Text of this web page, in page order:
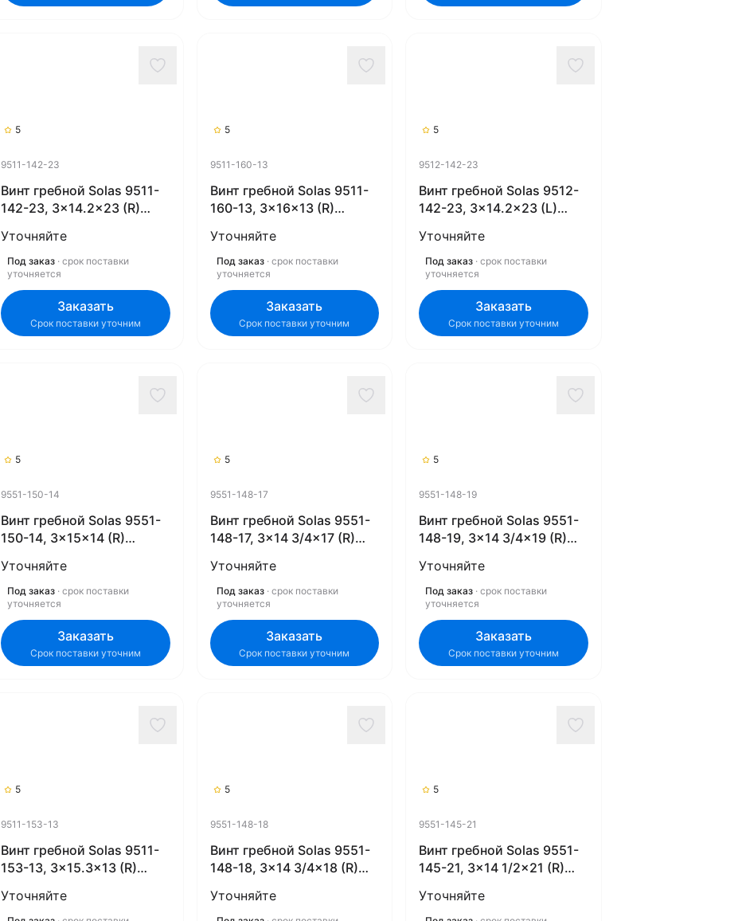
5
9511-142-23
Винт гребной Solas 9511-
142-23, 3x14.2x23 (R)
Уточняйте
Под заказ · срок поставки
уточняется
Заказать
Срок поставки уточним
5
9511-160-13
Винт гребной Solas 9511-
160-13, 3x16x13 (R)
Уточняйте
Под заказ· срок поставки
уточняется
Заказать
Срок поставки уточним
5
9512-142-23
Винт гребной Solas 9512-
142-23, 3x14.2x23 (L)
Уточняйте
Под заказ · срок поставки
уточняется
Заказать
Срок поставки уточним
5
9551-150-14
Винт гребной Solas 9551-
150-14, 3x15x14 (R)
Уточняйте
Под заказ · срок поставки
уточняется
Заказать
Срок поставки уточним
5
9551-148-17
Винт гребной Solas 9551-
148-17, 3x14 3/4x17 (R)
Уточняйте
Под заказ· срок поставки
уточняется
Заказать
Срок поставки уточним
5
9551-148-19
Винт гребной Solas 9551-
148-19, 3x14 3/4x19 (R)
Уточняйте
Под заказ · срок поставки
уточняется
Заказать
Срок поставки уточним
5
9511-153-13
Винт гребной Solas 9511-
153-13, 3x15.3x13 (R)
Уточняйте
5
9551-148-18
Винт гребной Solas 9551-
148-18, 3x14 3/4x18 (R)
Уточняйте
5
9551-145-21
Винт гребной Solas 9551-
145-21, 3x14 1/2x21 (R)
Уточняйте